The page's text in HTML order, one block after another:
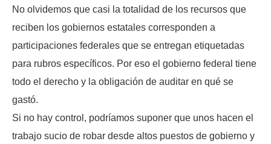
No olvidemos que casi la totalidad de los recursos que
reciben los gobiernos estatales corresponden a
participaciones federales que se entregan etiquetadas
para rubros específicos. Por eso el gobierno federal tiene
todo el derecho y la obligación de auditar en qué se
gastó.
Si no hay control, podríamos suponer que unos hacen el
trabajo sucio de robar desde altos puestos de gobierno y